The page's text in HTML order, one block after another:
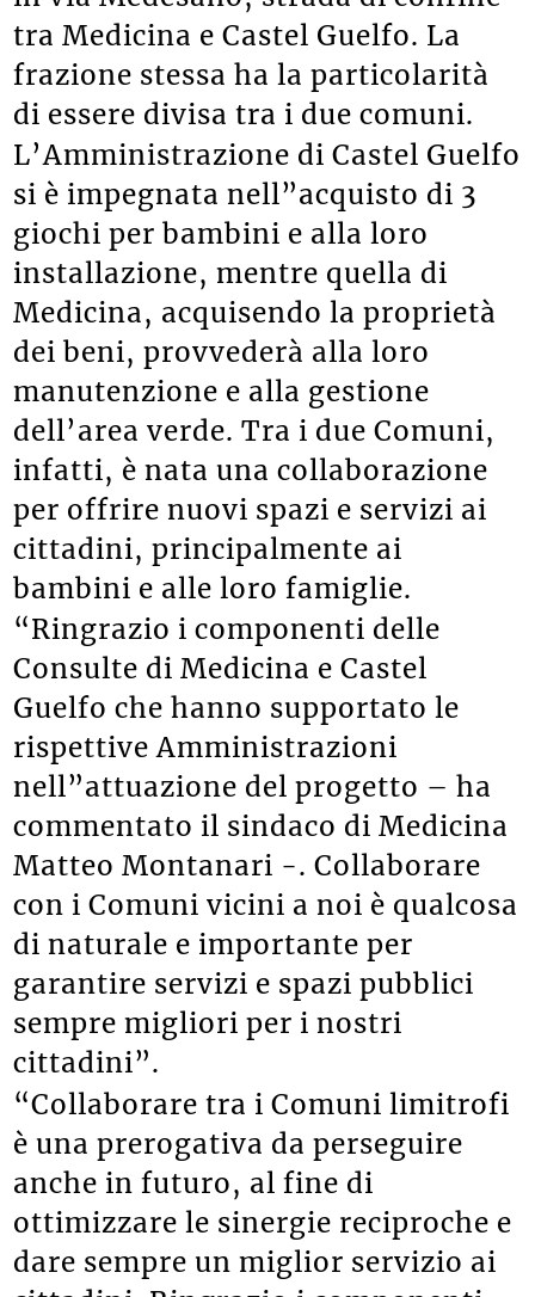
tra Medicina e Castel Guelfo. La
frazione stessa ha la particolarità
di essere divisa tra i due comuni.
L’Amministrazione di Castel Guelfo
si è impegnata nell”acquisto di 3
giochi per bambini e alla loro
installazione, mentre quella di
Medicina, acquisendo la proprietà
dei beni, provvederà alla loro
manutenzione e alla gestione
dell’area verde. Tra i due Comuni,
infatti, è nata una collaborazione
per offrire nuovi spazi e servizi ai
cittadini, principalmente ai
bambini e alle loro famiglie.
“Ringrazio i componenti delle
Consulte di Medicina e Castel
Guelfo che hanno supportato le
rispettive Amministrazioni
nell”attuazione del progetto – ha
commentato il sindaco di Medicina
Matteo Montanari -. Collaborare
con i Comuni vicini a noi è qualcosa
di naturale e importante per
garantire servizi e spazi pubblici
sempre migliori per i nostri
cittadini”.
“Collaborare tra i Comuni limitrofi
è una prerogativa da perseguire
anche in futuro, al fine di
ottimizzare le sinergie reciproche e
dare sempre un miglior servizio ai